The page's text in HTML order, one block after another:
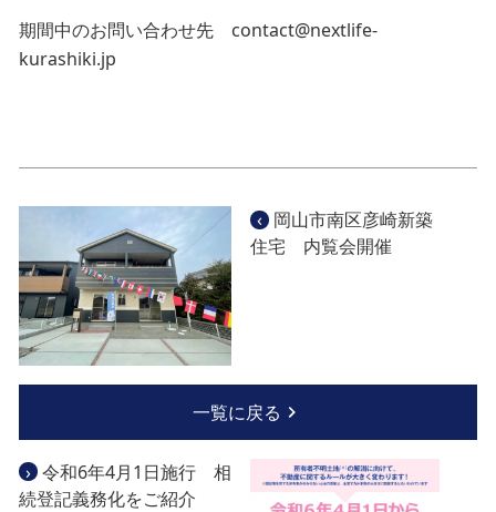
期間中のお問い合わせ先 contact@nextlife-
kurashiki.jp
‹ 岡山市南区彦崎新築
住宅 内覧会開催
一覧に戻る
› 令和6年4月1日施行 相
続登記義務化をご紹介